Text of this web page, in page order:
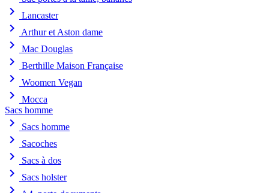
chevron_right Lancaster
chevron_right Arthur et Aston dame
chevron_right Mac Douglas
chevron_right Berthille Maison Française
chevron_right Woomen Vegan
chevron_right
Mocca
Sacs homme
chevron_right Sacs homme
chevron_right Sacoches
chevron_right Sacs à dos
chevron_right Sacs holster
chevron_right